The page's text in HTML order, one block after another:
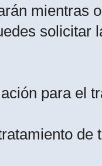
mientras
solicitar
para el